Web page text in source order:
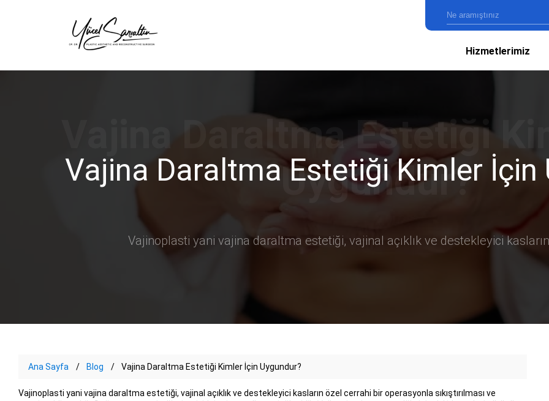
Hizmetlerimiz
Vajina Daraltma Estetiği Kimler İçin
Vajinoplasti yani vajina daraltma estetiği, vajinal açıklık ve destekleyici
Ana Sayfa Blog Vajina Daraltma Estetiği Kimler İçin Uygundur?
Vajinoplasti yani vajina daraltma estetiği, vajinal açıklık ve destekleyici kasların özel cerrahi bir operasyonla sıkıştırılması ve